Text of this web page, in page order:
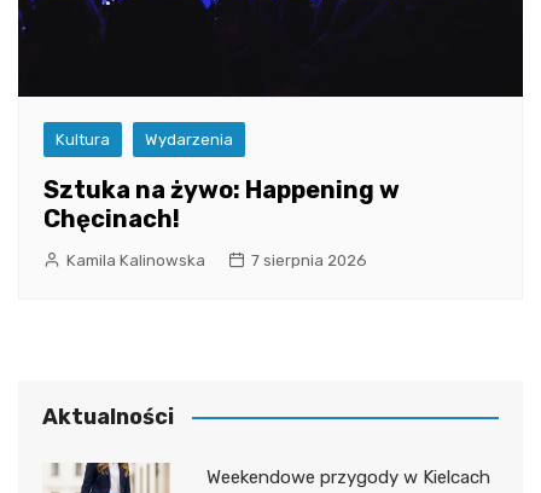
Kultura Wydarzenia
Sztuka na żywo: Happening w
Chęcinach!
Kamila Kalinowska 7 sierpnia 2026
Aktualności
Weekendowe przygody w Kielcach